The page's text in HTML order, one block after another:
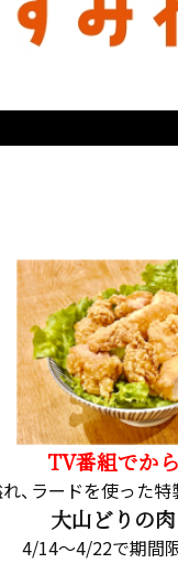
TV番組でか
、ラードを使った
大山どりの
4/14～4/22で期間